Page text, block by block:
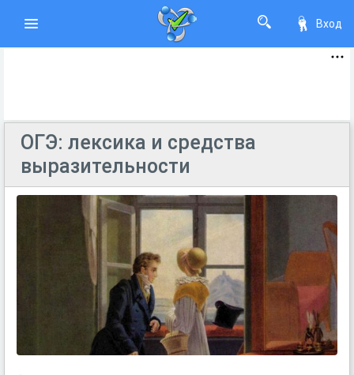
Вход
ОГЭ: лексика и средства
выразительности